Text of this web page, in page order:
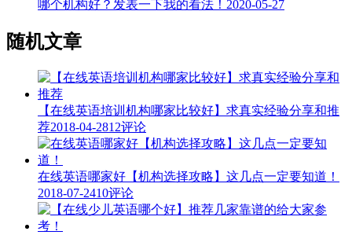
哪个机构好？发表一下我的看法！ 2020-05-27
随机文章
【在线英语培训机构哪家比较好】求真实经验分享和推
荐2018-04-2812评论
在线英语哪家好【机构选择攻略】这几点一定要知道！
2018-07-2410评论